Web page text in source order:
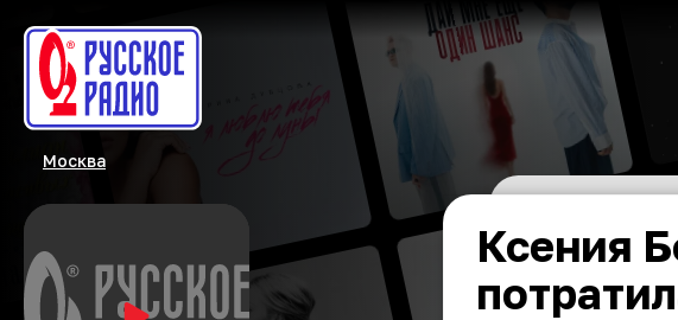
Москва
Ксения